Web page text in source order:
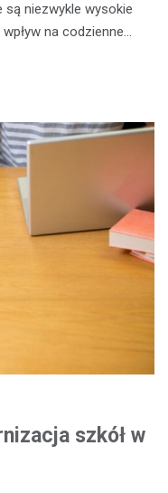
niezwykle wysokie
na codzienne…
szkół w